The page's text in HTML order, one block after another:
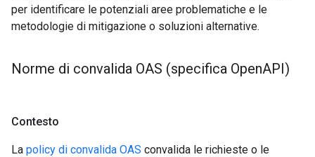
per identificare le potenziali aree problematiche e le
metodologie di mitigazione o soluzioni alternative.
Norme di convalida OAS (specifica OpenAPI)
Contesto
La policy di convalida OAS convalida le richieste o le